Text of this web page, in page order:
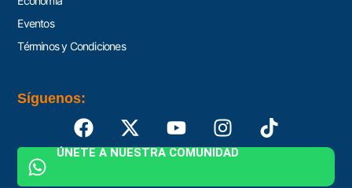
Eventos
Términos y Condiciones
Síguenos:
ÚNETE A NUESTRA COMUNIDAD